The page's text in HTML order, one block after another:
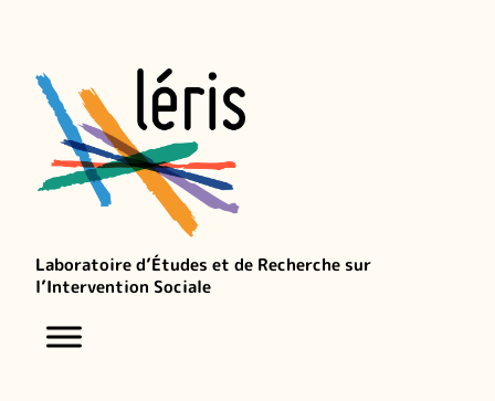
Laboratoire d’Études et de Recherche sur
l’Intervention Sociale